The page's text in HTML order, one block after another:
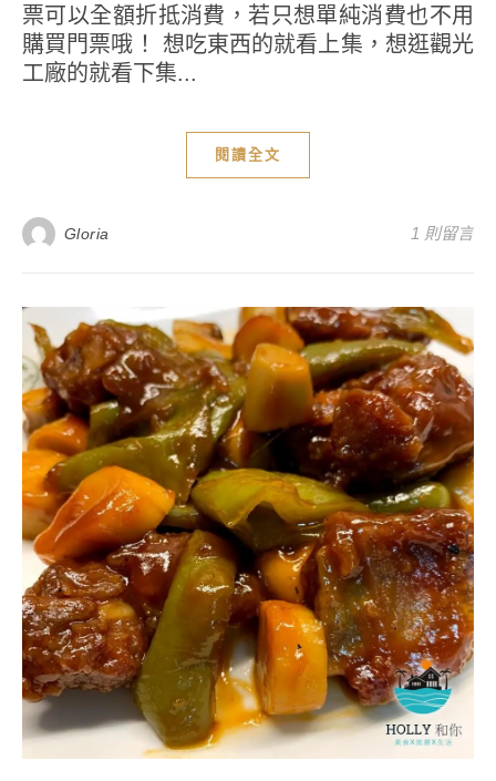
票可以全額折抵消費，若只想單純消費也不用
購買門票哦！ 想吃東西的就看上集，想逛觀光
工廠的就看下集...
閱讀全文
Gloria 1 則留言